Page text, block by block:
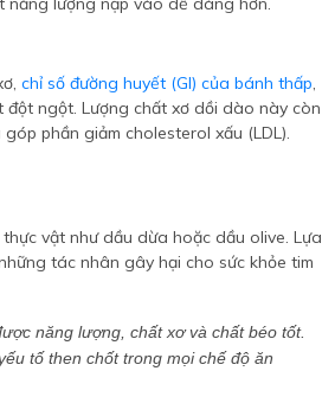
chỉ số đường huyết (GI) của bánh thấp,
ngột. Lượng chất xơ dồi dào này còn
phần giảm cholesterol xấu (LDL).
vật như dầu dừa hoặc dầu olive. Lựa
tác nhân gây hại cho sức khỏe tim
năng lượng, chất xơ và chất béo tốt.
tố then chốt trong mọi chế độ ăn